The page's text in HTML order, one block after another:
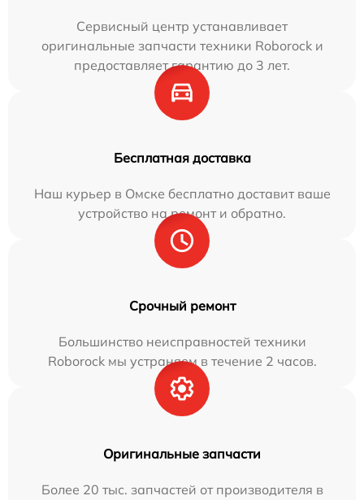
Сервисный центр устанавливает
оригинальные запчасти техники Roborock и
предоставляет гарантию до 3 лет.
Бесплатная доставка
Наш курьер в Омске бесплатно доставит ваше
устройство на ремонт и обратно.
Срочный ремонт
Большинство неисправностей техники
Roborock мы устраняем в течение 2 часов.
Оригинальные запчасти
Более 20 тыс. запчастей от производителя в